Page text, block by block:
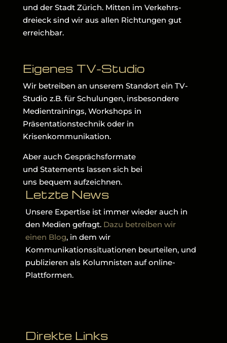
und der Stadt Zürich. Mitten im Verkehrs-
dreieck sind wir aus allen Richtungen gut
erreichbar.
Eigenes TV-Studio
Wir betreiben an unserem Standort ein TV-
Studio z.B. für Schulungen, insbesondere
Medientrainings, Workshops in
Präsentationstechnik oder in
Krisenkommunikation.
Aber auch Gesprächsformate
und Statements lassen sich bei
uns bequem aufzeichnen.
Letzte News
Unsere Expertise ist immer wieder auch in
den Medien gefragt. Dazu betreiben wir
einen Blog, in dem wir
Kommunikationssituationen beurteilen, und
publizieren als Kolumnisten auf online-
Plattformen.
Direkte Links